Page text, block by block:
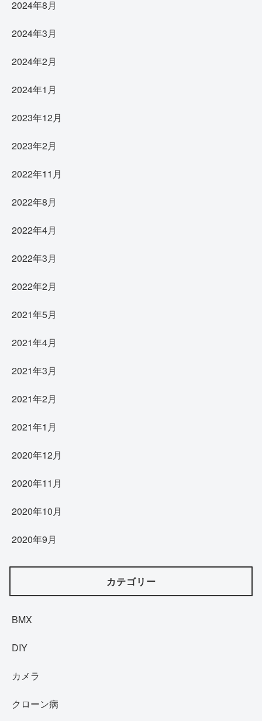
2024年8月
2024年3月
2024年2月
2024年1月
2023年12月
2023年2月
2022年11月
2022年8月
2022年4月
2022年3月
2022年2月
2021年5月
2021年4月
2021年3月
2021年2月
2021年1月
2020年12月
2020年11月
2020年10月
2020年9月
カテゴリー
BMX
DIY
カメラ
クローン病